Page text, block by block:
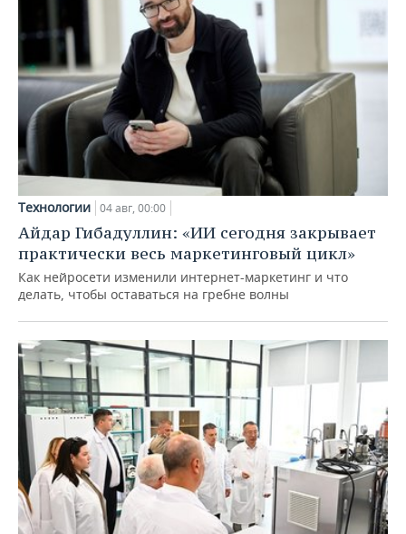
Технологии 04 авг, 00:00
Айдар Гибадуллин: «ИИ сегодня закрывает
практически весь маркетинговый цикл»
Как нейросети изменили интернет-маркетинг и что
делать, чтобы оставаться на гребне волны